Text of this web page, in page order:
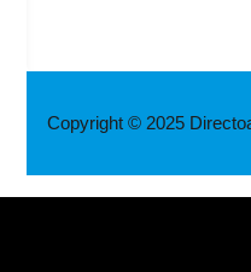
Copyright © 2025